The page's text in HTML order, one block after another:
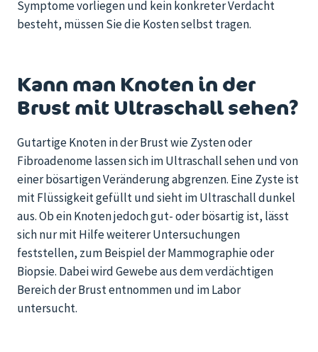
Symptome vorliegen und kein konkreter Verdacht
besteht, müssen Sie die Kosten selbst tragen.
Kann man Knoten in der
Brust mit Ultraschall sehen?
Gutartige Knoten in der Brust wie Zysten oder
Fibroadenome lassen sich im Ultraschall sehen und von
einer bösartigen Veränderung abgrenzen. Eine Zyste ist
mit Flüssigkeit gefüllt und sieht im Ultraschall dunkel
aus. Ob ein Knoten jedoch gut- oder bösartig ist, lässt
sich nur mit Hilfe weiterer Untersuchungen
feststellen, zum Beispiel der Mammographie oder
Biopsie. Dabei wird Gewebe aus dem verdächtigen
Bereich der Brust entnommen und im Labor
untersucht.